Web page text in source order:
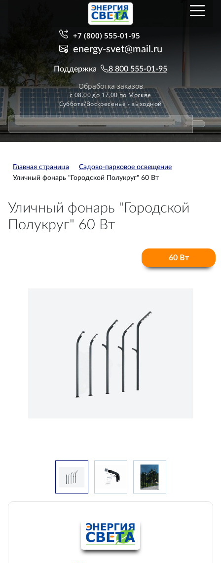
+7 (800) 555-01-95
energy-svet@mail.ru
Поддержка 8 800 555-01-95
Обработка заказов
с 08.00 до 17.00 по Москве
Суббота/Воскресенье - выходной
Главная страница
Садово-парковое освещение
Уличный фонарь "Городской Полукруг" 60 Вт
Уличный фонарь "Городской
Полукруг" 60 Вт
60 Вт